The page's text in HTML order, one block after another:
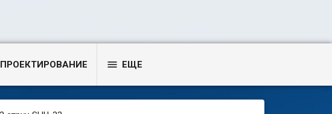
ПРОЕКТИРОВАНИЕ  ЕЩЕ